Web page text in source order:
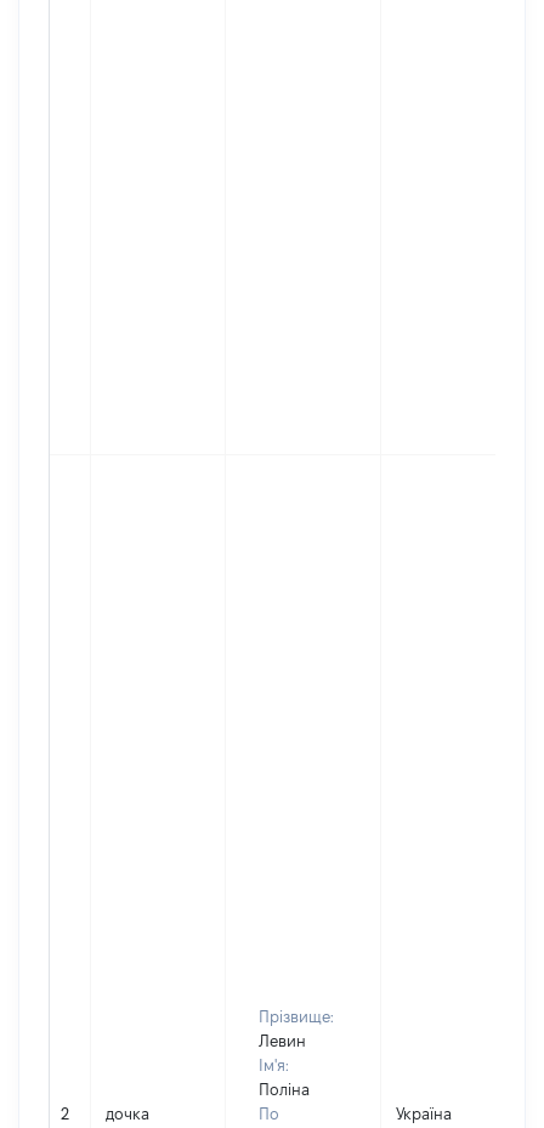
2 дочка
Прізвище:
Левин
Ім'я:
Поліна
По
Україна